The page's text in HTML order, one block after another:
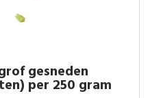
gesneden
per 250 gram